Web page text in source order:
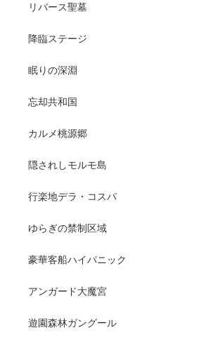
リバース聖墓
降臨ステージ
眠りの深淵
忘却共和国
カルメ桃源郷
隠されしモルモ島
行楽地デラ・コスパ
ゆらぎの禁制区域
豪華客船ハイパニック
アンガード大魔宮
遊園森林ガングール